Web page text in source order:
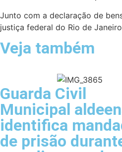
Junto com a declaração de
justiça federal do Rio de
Veja também
Guarda Civil
Municipal
identifica
de prisão